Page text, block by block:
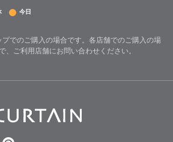
今日
でのご購入の場合です。各店舗でのご購入の場
、ご利用店舗にお問い合わせください。